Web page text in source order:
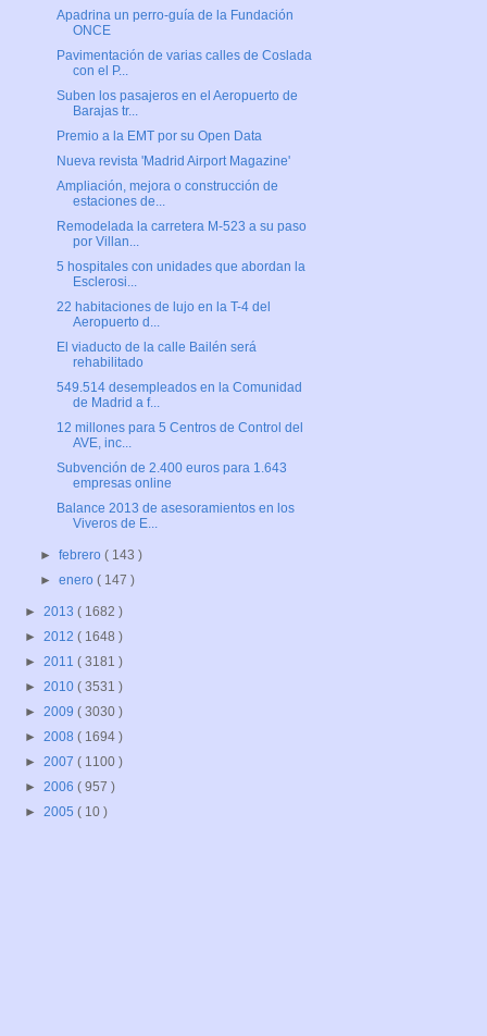
Apadrina un perro-guía de la Fundación
ONCE
Pavimentación de varias calles de Coslada
con el P...
Suben los pasajeros en el Aeropuerto de
Barajas tr...
Premio a la EMT por su Open Data
Nueva revista 'Madrid Airport Magazine'
Ampliación, mejora o construcción de
estaciones de...
Remodelada la carretera M-523 a su paso
por Villan...
5 hospitales con unidades que abordan la
Esclerosi...
22 habitaciones de lujo en la T-4 del
Aeropuerto d...
El viaducto de la calle Bailén será
rehabilitado
549.514 desempleados en la Comunidad
de Madrid a f...
12 millones para 5 Centros de Control del
AVE, inc...
Subvención de 2.400 euros para 1.643
empresas online
Balance 2013 de asesoramientos en los
Viveros de E...
►febrero( 143 )
►enero( 147 )
► 2013 ( 1682 )
► 2012 ( 1648 )
► 2011 ( 3181 )
► 2010 ( 3531 )
► 2009 ( 3030 )
► 2008 ( 1694 )
► 2007 ( 1100 )
► 2006 ( 957 )
► 2005 ( 10 )